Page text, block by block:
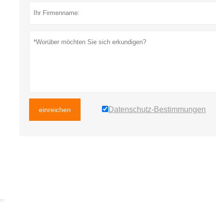
einreichen Datenschutz-Bestimmungen